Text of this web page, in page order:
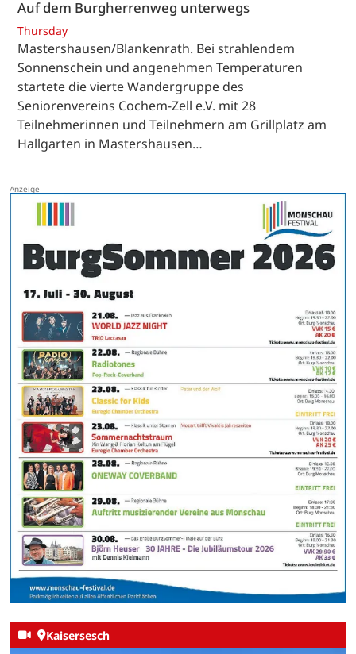
Auf dem Burgherrenweg unterwegs
Thursday
Mastershausen/Blankenrath. Bei strahlendem
Sonnenschein und angenehmen Temperaturen
startete die vierte Wandergruppe des
Seniorenvereins Cochem-Zell e.V. mit 28
Teilnehmerinnen und Teilnehmern am Grillplatz am
Hallgarten in Mastershausen…
Kaisersesch